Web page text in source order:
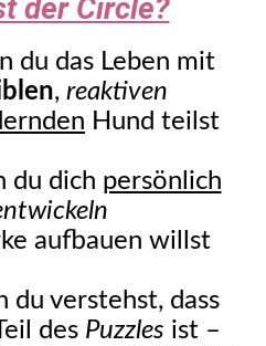
der Circle?
du das Leben mit
, reaktiven
Hund teilst
du dich persönlich
aufbauen willst
du verstehst, dass
des Puzzles ist –